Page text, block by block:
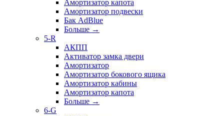
Амортизатор капота
Амортизатор подвески
Бак AdBlue
Больше →
5-R
АКПП
Активатор замка двери
Амортизатор
Амортизатор бокового ящика
Амортизатор кабины
Амортизатор капота
Больше →
6-G